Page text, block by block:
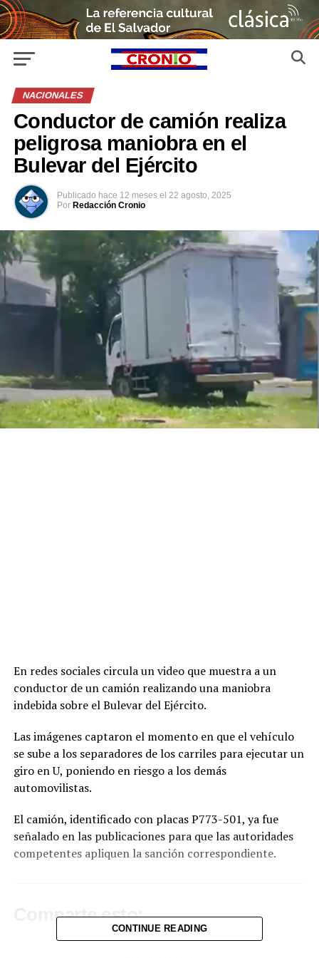
NACIONALES
Conductor de camión realiza
peligrosa maniobra en el
Bulevar del Ejército
Publicado hace 12 meses el 22 agosto, 2025
Por Redacción Cronio
En redes sociales circula un video que muestra a un
conductor de un camión realizando una maniobra
indebida sobre el Bulevar del Ejército.
Las imágenes captaron el momento en que el vehículo
se sube a los separadores de los carriles para ejecutar un
giro en U, poniendo en riesgo a los demás
automovilistas.
El camión, identificado con placas P773-501, ya fue
señalado en las publicaciones para que las autoridades
competentes apliquen la sanción correspondiente.
Comparte esto:
CONTINUE READING